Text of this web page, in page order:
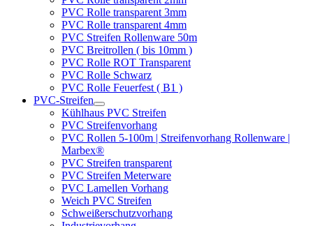
PVC Rolle transparent 3mm
PVC Rolle transparent 4mm
PVC Streifen Rollenware 50m
PVC Breitrollen ( bis 10mm )
PVC Rolle ROT Transparent
PVC Rolle Schwarz
PVC Rolle Feuerfest ( B1 )
PVC-Streifen
Kühlhaus PVC Streifen
PVC Streifenvorhang
PVC Rollen 5-100m | Streifenvorhang Rollenware |
Marbex®
PVC Streifen transparent
PVC Streifen Meterware
PVC Lamellen Vorhang
Weich PVC Streifen
Schweißerschutzvorhang